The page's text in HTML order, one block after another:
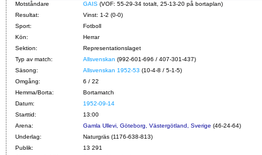
Motståndare GAIS (VOF: 55-29-34 totalt, 25-13-20 på bortaplan)
Resultat:
Vinst: 1-2 (0-0)
Sport:
Fotboll
Kön:
Herrar
Sektion:
Representationslaget
Typ av match:
Allsvenskan (992-601-696 / 407-301-437)
Säsong:
Allsvenskan 1952-53 (10-4-8 / 5-1-5)
Omgång:
6 / 22
Hemma/Borta:
Bortamatch
Datum:
1952-09-14
Starttid:
13:00
Arena:
Gamla Ullevi, Göteborg, Västergötland, Sverige (46-24-64)
Underlag:
Naturgräs (1176-638-813)
Publik:
13 291